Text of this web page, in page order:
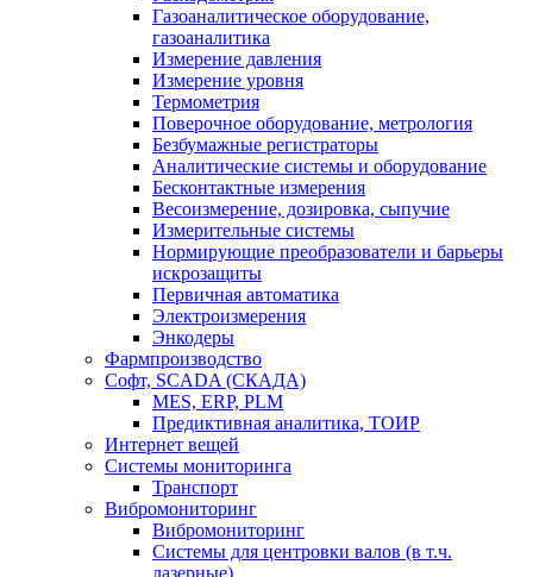
Газоаналитическое оборудование,
газоаналитика
Измерение давления
Измерение уровня
Термометрия
Поверочное оборудование, метрология
Безбумажные регистраторы
Аналитические системы и оборудование
Бесконтактные измерения
Весоизмерение, дозировка, сыпучие
Измерительные системы
Нормирующие преобразователи и барьеры
искрозащиты
Первичная автоматика
Электроизмерения
Энкодеры
Фармпроизводство
Софт, SCADA (СКАДА)
MES, ERP, PLM
Предиктивная аналитика, ТОИР
Интернет вещей
Системы мониторинга
Транспорт
Вибромониторинг
Вибромониторинг
Системы для центровки валов (в т.ч.